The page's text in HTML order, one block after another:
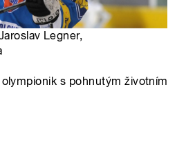
Legner,
s pohnutým životním